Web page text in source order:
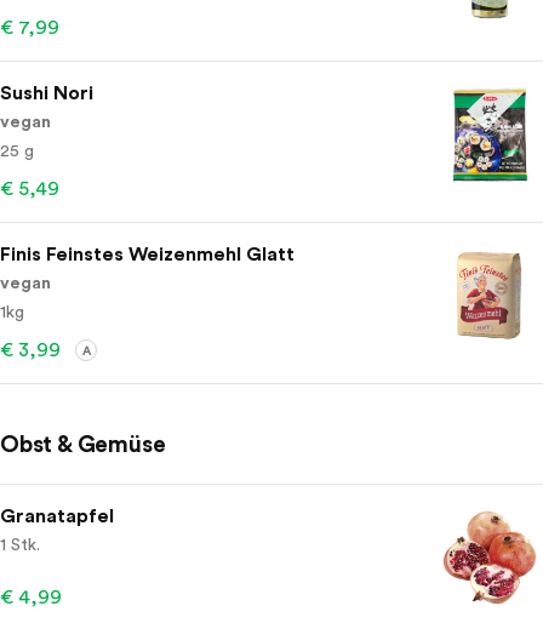
€ 7,99
Sushi Nori
vegan
25 g
€ 5,49
Finis Feinstes Weizenmehl Glatt
vegan
1kg
€ 3,99 A
Obst & Gemüse
Granatapfel
1 Stk.
€ 4,99